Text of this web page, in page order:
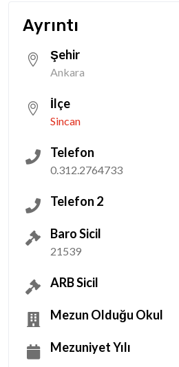
Ayrıntı
Şehir
Ankara
İlçe
Sincan
Telefon
0.312.2764733
Telefon 2
Baro Sicil
21539
ARB Sicil
Mezun Olduğu Okul
Mezuniyet Yılı